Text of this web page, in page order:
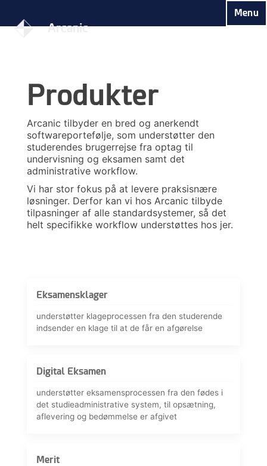
Arcanic
Menu
Produkter
Arcanic tilbyder en bred og anerkendt
softwareportefølje, som understøtter den
studerendes brugerrejse fra optag til
undervisning og eksamen samt det
administrative workflow.
Vi har stor fokus på at levere praksisnære
løsninger. Derfor kan vi hos Arcanic tilbyde
tilpasninger af alle standardsystemer, så det
helt specifikke workflow understøttes hos jer.
Eksamensklager
understøtter klageprocessen fra den studerende
indsender en klage til at de får en afgørelse
Digital Eksamen
understøtter eksamensprocessen fra den fødes i
det studieadministrative system, til opsætning,
aflevering og bedømmelse er afgivet
Merit